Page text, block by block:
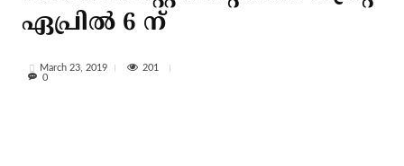
ഏപ്രില്‍ 6 ന്
March 23, 2019
201
0